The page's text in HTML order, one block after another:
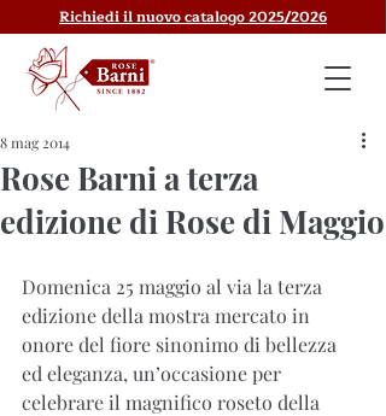
Richiedi il nuovo catalogo 2025/2026
Rose Barni a terza
edizione di Rose di Maggio
8 mag 2014
Domenica 25 maggio al via la terza
edizione della mostra mercato in
onore del fiore sinonimo di bellezza
ed eleganza, un’occasione per
celebrare il magnifico roseto della